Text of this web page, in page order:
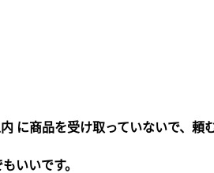
に商品を受け取っていないで、
いいです。